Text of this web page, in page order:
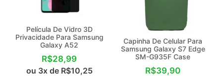
Película De Vidro 3D
Privacidade Para Samsung
Galaxy A52
R$28,99
ou 3x de R$10,25
Capinha De Celular Para
Samsung Galaxy S7 Edge
SM-G935F Case
R$39,90